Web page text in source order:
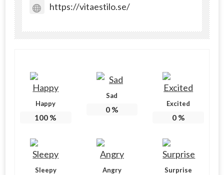
https://vitaestilo.se/
Happy
100 %
Sad
0%
Excited
0%
Sleepy Angry Surprise